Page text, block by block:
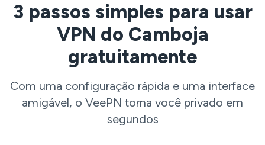
3 passos simples para usar
VPN do Camboja
gratuitamente
Com uma configuração rápida e uma interface
amigável, o VeePN torna você privado em
segundos